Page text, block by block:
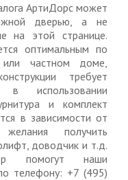
АртиДорс может
дверью, а не
на этой странице.
оптимальным по
частном доме,
требует
использовании
и комплект
в зависимости от
получить
доводчик и т.д.
помогут наши
телефону: +7 (495)